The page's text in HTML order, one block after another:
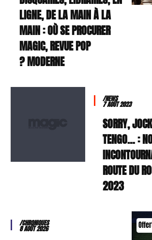
LIGNE, DE LA MAIN À LA
MAIN : OÙ SE PROCURER
MAGIC, REVUE POP
MODERNE ?
/NEWS
7 AOÛT 2023
SORRY,
TENGO… :
ROUTE DU
2023
/CHRONIQUES
8 AOÛT 2026